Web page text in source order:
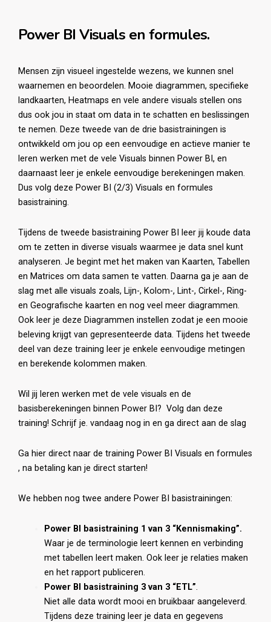
Power BI Visuals en formules.
Mensen zijn visueel ingestelde wezens, we kunnen snel
waarnemen en beoordelen. Mooie diagrammen, specifieke
landkaarten, Heatmaps en vele andere visuals stellen ons
dus ook jou in staat om data in te schatten en beslissingen
te nemen. Deze tweede van de drie basistrainingen is
ontwikkeld om jou op een eenvoudige en actieve manier te
leren werken met de vele Visuals binnen Power BI, en
daarnaast leer je enkele eenvoudige berekeningen maken.
Dus volg deze Power BI (2/3) Visuals en formules
basistraining.
Tijdens de tweede basistraining Power BI leer jij koude data
om te zetten in diverse visuals waarmee je data snel kunt
analyseren. Je begint met het maken van Kaarten, Tabellen
en Matrices om data samen te vatten. Daarna ga je aan de
slag met alle visuals zoals, Lijn-, Kolom-, Lint-, Cirkel-, Ring-
en Geografische kaarten en nog veel meer diagrammen.
Ook leer je deze Diagrammen instellen zodat je een mooie
beleving krijgt van gepresenteerde data. Tijdens het tweede
deel van deze training leer je enkele eenvoudige metingen
en berekende kolommen maken.
Wil jij leren werken met de vele visuals en de
basisberekeningen binnen Power BI? Volg dan deze
training! Schrijf je. vandaag nog in en ga direct aan de slag
Ga hier direct naar de training Power BI Visuals en formules
, na betaling kan je direct starten!
We hebben nog twee andere Power BI basistrainingen:
Power BI basistraining 1 van 3 “Kennismaking”.
Waar je de terminologie leert kennen en verbinding
met tabellen leert maken. Ook leer je relaties maken
en het rapport publiceren.
Power BI basistraining 3 van 3 “ETL”.
Niet alle data wordt mooi en bruikbaar aangeleverd.
Tijdens deze training leer je data en gegevens